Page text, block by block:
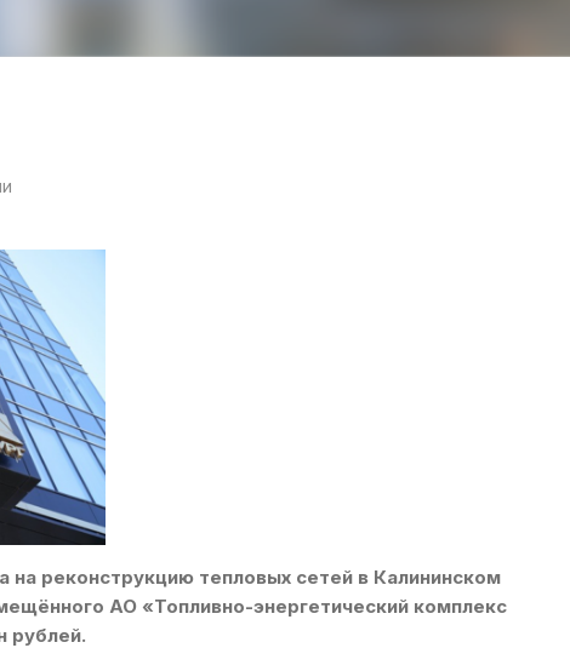
на реконструкцию тепловых сетей в Калининском
АО «Топливно-энергетический комплекс
рублей.